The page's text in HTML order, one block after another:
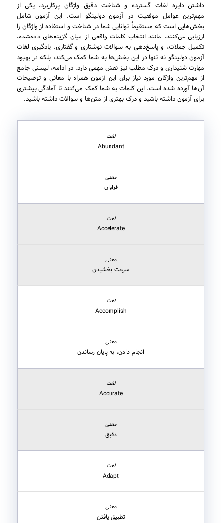
داشتن دایره لغات گسترده و شناخت دقیق واژگان پرکاربرد، یکی از
مهم‌ترین عوامل موفقیت در آزمون دولینگو است. این آزمون شامل
بخش‌هایی است که مستقیماً توانایی شما در شناخت و استفاده از واژگان را
ارزیابی می‌کنند، مانند انتخاب کلمات واقعی از میان گزینه‌های داده‌شده،
تکمیل جملات، و پاسخ‌دهی به سوالات نوشتاری و گفتاری. یادگیری لغات
آزمون دولینگو نه تنها در این بخش‌ها به شما کمک می‌کند، بلکه در بهبود
مهارت شنیداری و درک مطلب نیز نقش مهمی دارد. در ادامه، لیستی جامع
از مهم‌ترین واژگان مورد نیاز برای این آزمون همراه با معانی و توضیحات
آن‌ها آورده شده است. این کلمات به شما کمک می‌کنند تا آمادگی بیشتری
برای آزمون داشته باشید و درک بهتری از متن‌ها و سوالات داشته باشید.
Abundant
فراوان
Accelerate
سرعت بخشیدن
Accomplish
انجام دادن، به پایان رساندن
Accurate
دقیق
Adapt
تطبیق یافتن